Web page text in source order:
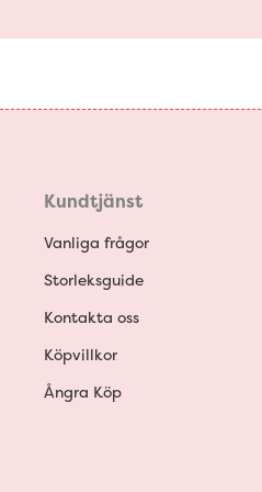
Kundtjänst
Vanliga frågor
Storleksguide
Kontakta oss
Köpvillkor
Ångra Köp